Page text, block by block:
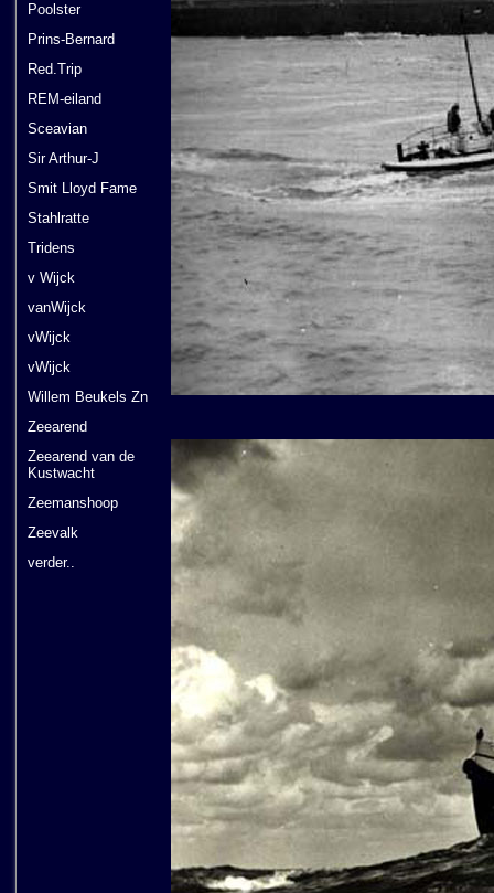
Poolster
Prins-Bernard
Red.Trip
REM-eiland
Sceavian
Sir Arthur-J
Smit Lloyd Fame
Stahlratte
Tridens
v Wijck
vanWijck
vWijck
vWijck
Willem Beukels Zn
Zeearend
Zeearend van de
Kustwacht
Zeemanshoop
Zeevalk
verder..